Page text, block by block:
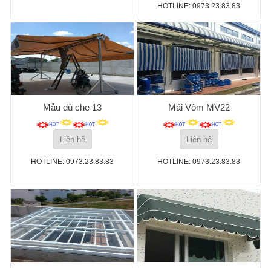
HOTLINE: 0973.23.83.83
Mẫu dù che 13
Liên hệ
HOTLINE: 0973.23.83.83
Mái Vòm MV22
Liên hệ
HOTLINE: 0973.23.83.83